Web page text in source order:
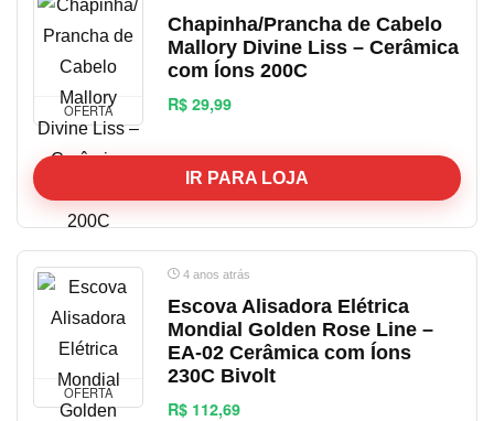
OFERTA
Chapinha/Prancha de Cabelo
Mallory Divine Liss – Cerâmica
com Íons 200C
R$ 29,99
IR PARA LOJA
OFERTA
4 anos atrás
Escova Alisadora Elétrica
Mondial Golden Rose Line –
EA-02 Cerâmica com Íons
230C Bivolt
R$ 112,69